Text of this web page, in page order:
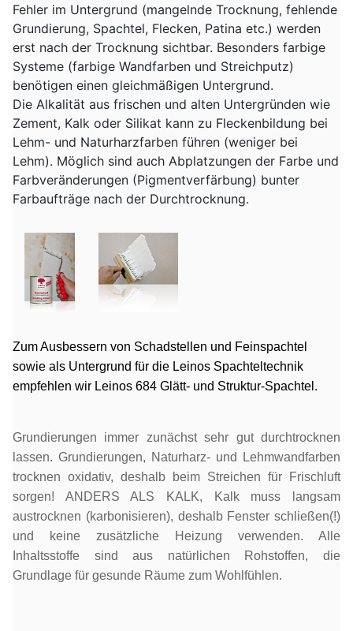
Fehler im Untergrund (mangelnde Trocknung, fehlende
Grundierung, Spachtel, Flecken, Patina etc.) werden
erst nach der Trocknung sichtbar. Besonders farbige
Systeme (farbige Wandfarben und Streichputz)
benötigen einen gleichmäßigen Untergrund.
Die Alkalität aus frischen und alten Untergründen wie
Zement, Kalk oder Silikat kann zu Fleckenbildung bei
Lehm- und Naturharzfarben führen (weniger bei
Lehm). Möglich sind auch Abplatzungen der Farbe und
Farbveränderungen (Pigmentverfärbung) bunter
Farbaufträge nach der Durchtrocknung.
Zum Ausbessern von Schadstellen und Feinspachtel
sowie als Untergrund für die Leinos Spachteltechnik
empfehlen wir Leinos 684 Glätt- und Struktur-Spachtel.
Grundierungen immer zunächst sehr gut durchtrocknen
lassen. Grundierungen, Naturharz- und Lehmwandfarben
trocknen oxidativ, deshalb beim Streichen für Frischluft
sorgen! ANDERS ALS KALK, Kalk muss langsam
austrocknen (karbonisieren), deshalb Fenster schließen(!)
und keine zusätzliche Heizung verwenden. Alle
Inhaltsstoffe sind aus natürlichen Rohstoffen, die
Grundlage für gesunde Räume zum Wohlfühlen.